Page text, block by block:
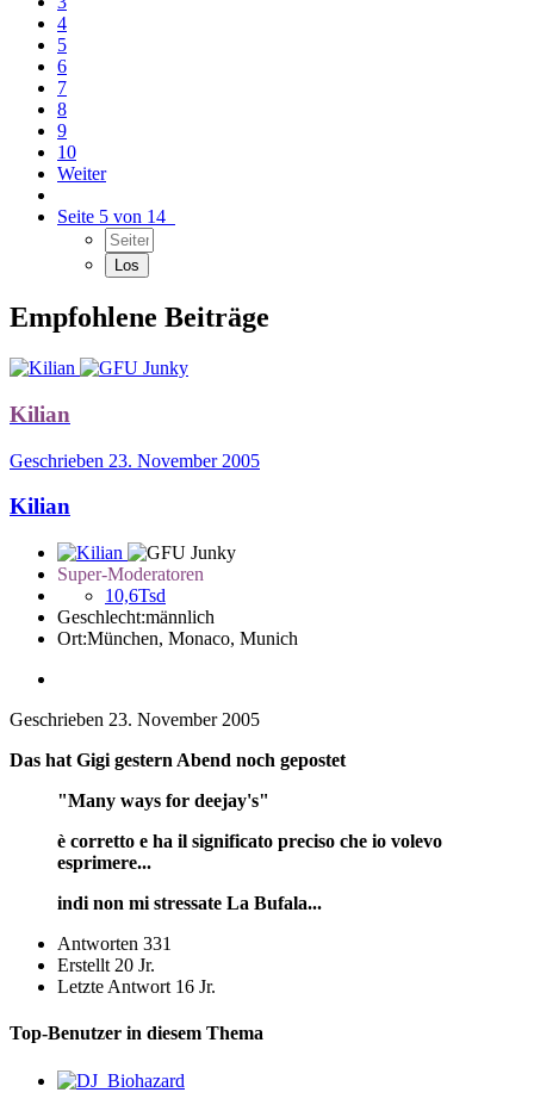
4
5
6
7
8
9
10
Weiter
Seite 5 von 14
Empfohlene Beiträge
Kilian
Geschrieben 23. November 2005
Kilian
Super-Moderatoren
10,6Tsd
Geschlecht:männlich
Ort:München, Monaco, Munich
Geschrieben 23. November 2005
Das hat Gigi gestern Abend noch gepostet
"Many ways for deejay's"
è corretto e ha il significato preciso che io volevo
esprimere...
indi non mi stressate La Bufala...
Antworten 331
Erstellt 20 Jr.
Letzte Antwort 16 Jr.
Top-Benutzer in diesem Thema